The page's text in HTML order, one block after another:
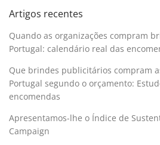
Artigos recentes
Quando as organizações compram
Portugal: calendário real das
Que brindes publicitários compram
Portugal segundo o orçamento:
encomendas
Apresentamos-lhe o Índice de
Campaign